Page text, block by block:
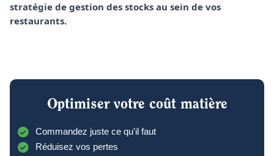
Optimiser votre coût matière
Commandez juste ce qu'il faut
Réduisez vos pertes
stratégie de gestion des stocks au sein de vos
restaurants.